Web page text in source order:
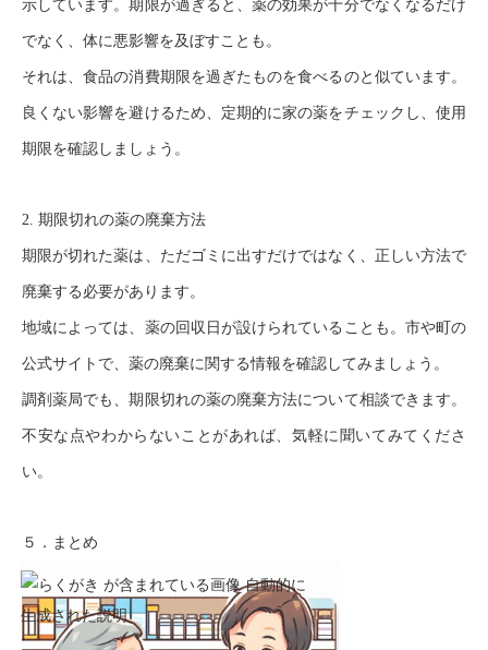
示しています。期限が過ぎると、薬の効果が十分でなくなるだけ
でなく、体に悪影響を及ぼすことも。
それは、食品の消費期限を過ぎたものを食べるのと似ています。
良くない影響を避けるため、定期的に家の薬をチェックし、使用
期限を確認しましょう。
2. 期限切れの薬の廃棄方法
期限が切れた薬は、ただゴミに出すだけではなく、正しい方法で
廃棄する必要があります。
地域によっては、薬の回収日が設けられていることも。市や町の
公式サイトで、薬の廃棄に関する情報を確認してみましょう。
調剤薬局でも、期限切れの薬の廃棄方法について相談できます。
不安な点やわからないことがあれば、気軽に聞いてみてくださ
い。
５．まとめ